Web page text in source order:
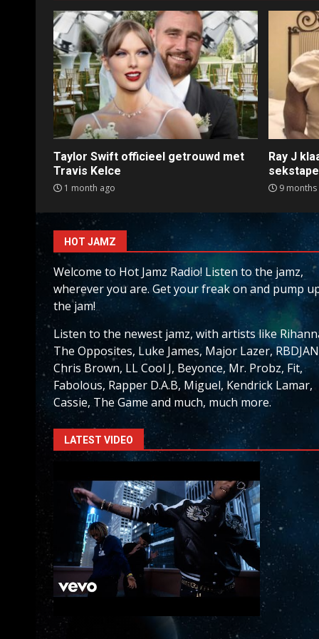
Taylor Swift officieel getrouwd met
Travis Kelce
1 month ago
Ray J
sekstape
9 months
HOT JAMZ
Welcome to Hot Jamz Radio! Listen to the jamz,
wherever you are. Get your freak on and pump
the jam!
Listen to the newest jamz, with artists like
The Opposites, Luke James, Major Lazer,
Chris Brown, LL Cool J, Beyonce, Mr. Probz, Fit,
Fabolous, Rapper D.A.B, Miguel, Kendrick Lamar,
Cassie, The Game and much, much more.
LATEST VIDEO